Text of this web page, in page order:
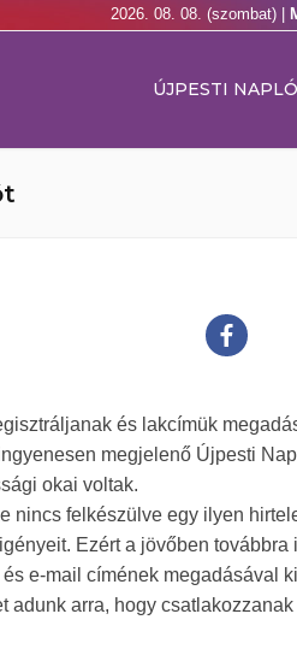
2026. 08. 08. (szombat) |
ÚJPESTI NAPLÓ
és lakcímük
megjelenő Újpesti
okai voltak.
nincs felkészülve egy ilyen
Ezért a jövőben továbbra
e-mail címének megadásával
arra, hogy